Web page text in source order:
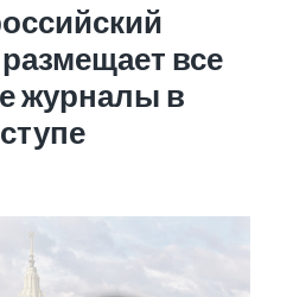
все
журналы в